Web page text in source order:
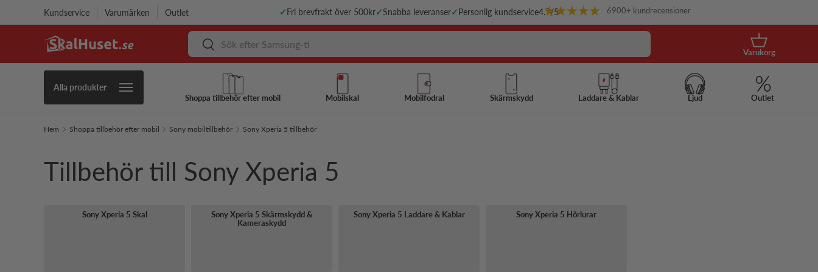
Kundservice Varumärken Outlet ✓ Fri brevfrakt över 500kr✓Snabba leveranser✓ Personlig kundservice4.7/5 6900+ kundrecensioner
Sök Sök
Korg
Varukorg
Alla produkter
Shoppa tillbehör efter mobil Mobilskal Mobilfodral Skärmskydd Laddare & Kablar Ljud Outlet
Hem Shoppa tillbehör efter mobil Sony mobiltillbehör Sony Xperia 5 tillbehör
Tillbehör till Sony Xperia 5
Sony Xperia 5 Skal
Sony Xperia 5 Skärmskydd &
Kameraskydd
Sony Xperia 5 Laddare & Kablar Sony Xperia 5 Hörlurar